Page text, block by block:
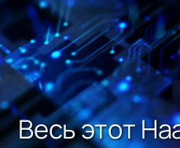
Весь этот